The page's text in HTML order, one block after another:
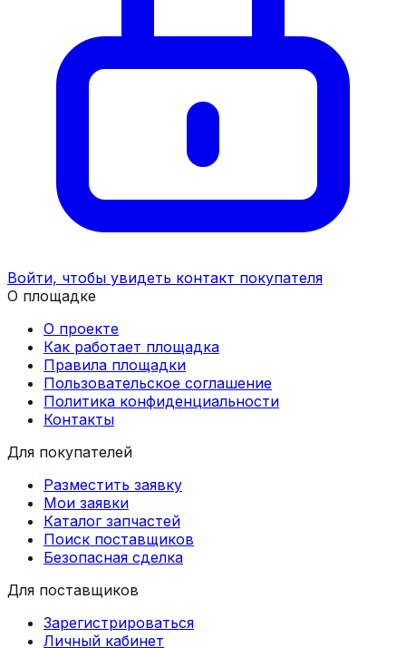
Войти, чтобы увидеть контакт покупателя
О площадке
О проекте
Как работает площадка
Правила площадки
Пользовательское соглашение
Политика конфиденциальности
Контакты
Для покупателей
Разместить заявку
Мои заявки
Каталог запчастей
Поиск поставщиков
Безопасная сделка
Для поставщиков
Зарегистрироваться
Личный кабинет